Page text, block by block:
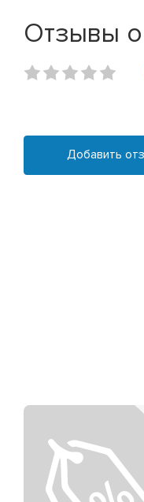
Отзывы о
Добавить